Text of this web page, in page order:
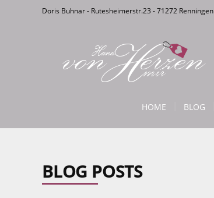
Doris Buhnar - Rutesheimerstr.23 - 71272 Renningen
HOME BLOG
BLOG POSTS